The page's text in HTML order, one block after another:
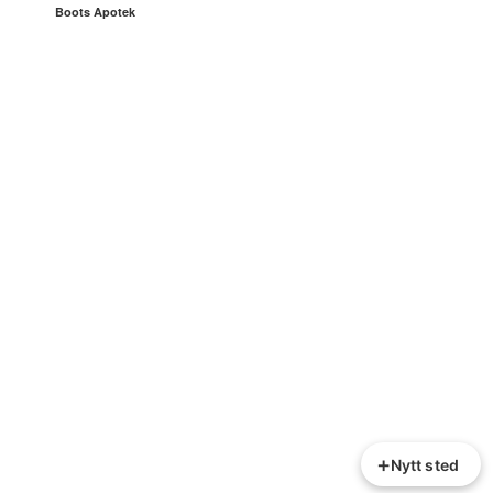
Boots Apotek
+Nytt sted